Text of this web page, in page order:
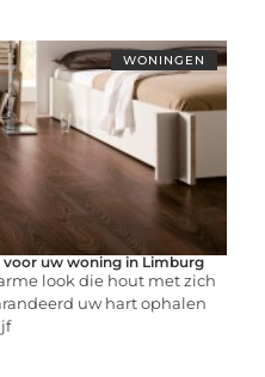
WONINGEN
voor uw woning in Limburg
look die hout met zich
uw hart ophalen